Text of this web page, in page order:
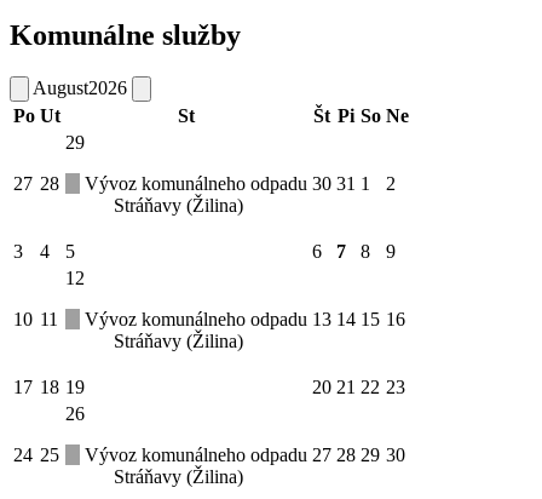
Komunálne služby
August2026
Po Ut St Št Pi So Ne
27 28
29
Vývoz komunálneho odpadu
Stráňavy (Žilina)
30 31 1 2
3 4 5 6 7 8 9
10 11
12
Vývoz komunálneho odpadu
Stráňavy (Žilina)
13 14 15 16
17 18 19 20 21 22 23
24 25
26
Vývoz komunálneho odpadu
Stráňavy (Žilina)
27 28 29 30